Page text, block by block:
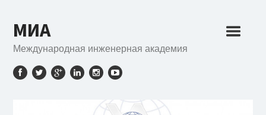
МИА
Международная инженерная академия